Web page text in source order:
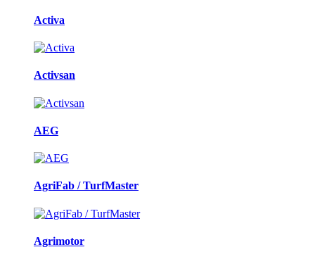
Activa
Activsan
AEG
AgriFab / TurfMaster
Agrimotor